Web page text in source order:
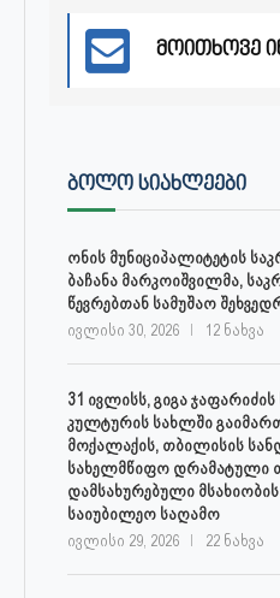
მოითხოვე
ᲑᲝᲚᲝ ᲡᲘᲐᲮᲚᲔᲔᲑᲘ
ონის მუნიციპალიტეტის
ბაჩანა მარკოიშვილმა,
წევრებთან სამუშაო
ივლისი 30, 2026 12 ნახვა
31 ივლისს, გიგა
კულტურის სახლში
მოქალაქის, თბილისის
სახელმწიფო დრამატული
დამსახურებული
საიუბილეო საღამო
ივლისი 29, 2026 22 ნახვა